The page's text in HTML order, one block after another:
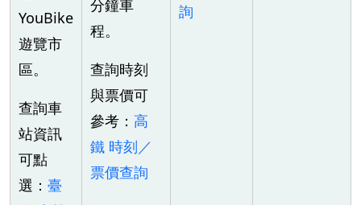
YouBike
遊覽市
區。
查詢車
站資訊
可點
選： 臺
分鐘車
程。
查詢時刻
與票價可
參考： 高
鐵 時刻／
票價查詢
詢